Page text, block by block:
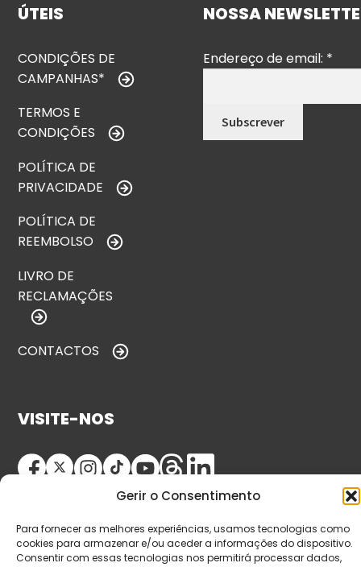
Gerir o Consentimento
Para fornecer as melhores experiências, usamos tecnologias como
cookies para armazenar e/ou aceder a informações do dispositivo.
Consentir com essas tecnologias nos permitirá processar dados,
ÚTEIS
CONDIÇÕES DE
CAMPANHAS*
TERMOS E
CONDIÇÕES
POLÍTICA DE
PRIVACIDADE
POLÍTICA DE
REEMBOLSO
LIVRO DE
RECLAMAÇÕES
CONTACTOS
NOSSA
Endereço de email: *
VISITE-NOS